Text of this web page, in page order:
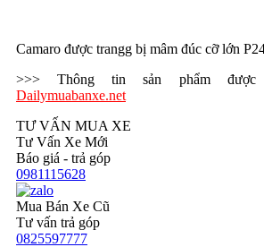
Camaro được trangg bị mâm đúc cỡ lớn
>>> Thông tin sản phẩm được
Dailymuabanxe.net
TƯ VẤN MUA XE
Tư Vấn Xe Mới
Báo giá - trả góp
0981115628
Mua Bán Xe Cũ
Tư vấn trả góp
0825597777